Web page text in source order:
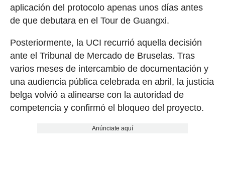
aplicación del protocolo apenas unos días antes
de que debutara en el Tour de Guangxi.
Posteriormente, la UCI recurrió aquella decisión
ante el Tribunal de Mercado de Bruselas. Tras
varios meses de intercambio de documentación y
una audiencia pública celebrada en abril, la justicia
belga volvió a alinearse con la autoridad de
competencia y confirmó el bloqueo del proyecto.
Anúnciate aquí